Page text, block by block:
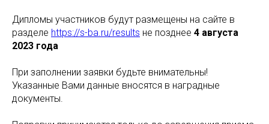
Дипломы участников будут размещены на сайте в
разделе https://s-ba.ru/results не позднее 4 августа
2023 года
При заполнении заявки будьте внимательны!
Указанные Вами данные вносятся в наградные
документы.